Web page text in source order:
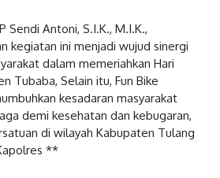
Sendi Antoni, S.I.K., M.I.K.,
kegiatan ini menjadi wujud sinergi
dalam memeriahkan Hari
Tubaba, Selain itu, Fun Bike
kesadaran masyarakat
demi kesehatan dan kebugaran,
di wilayah Kabupaten Tulang
**